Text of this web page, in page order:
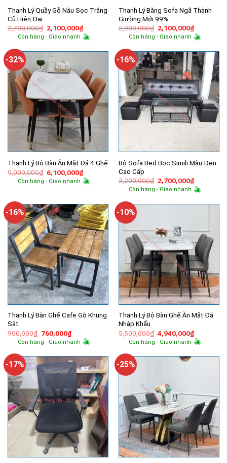
Thanh Lý Quầy Gỗ Nâu Sọc Trắng
Cũ Hiện Đại
2,700,000₫ Giá
gốc
là:
2,100,000₫Giá
hiện
tại
2,100,000₫.
Còn hàng - Giao nhanh
Thanh Lý Băng Sofa Ngã Thành
Giường Mới 99%
2,980,000₫ Giá
gốc
là:
2,100,000₫Giá
hiện
tại
Còn hàng - Giao nhanh
-32%
Thanh Lý Bộ Bàn Ăn Mặt Đá 4 Ghế
9,000,000₫ Giá
gốc
là:
6,100,000₫Giá
hiện
tại
Còn hàng - Giao nhanh
-16%
Bộ Sofa Bed Bọc Simili Màu Đen
Cao Cấp
3,200,000₫ Giá
gốc
là:
2,700,000₫Giá
hiện
tại
Còn hàng - Giao nhanh
-16%
Thanh Lý Bàn Ghế Cafe Gỗ Khung
Sắt
900,000₫ Giá
gốc
là:
760,000₫Giá
hiện
tại
760,000₫.
Còn hàng - Giao nhanh
-10%
Thanh Lý Bộ Bàn Ghế Ăn Mặt Đá
Nhập Khẩu
5,500,000₫ Giá
gốc
là:
4,940,000₫Giá
hiện
tại
Còn hàng - Giao nhanh
-17% -25%